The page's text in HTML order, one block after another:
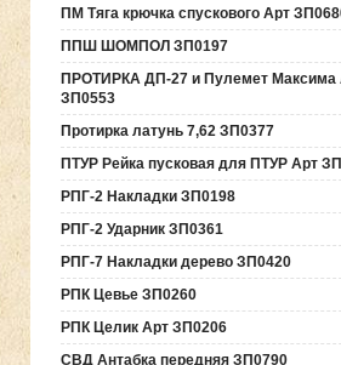
ПМ Тяга крючка спускового Арт
ППШ ШОМПОЛ ЗП0197
ПРОТИРКА ДП-27 и Пулемет Максима
ЗП0553
Протирка латунь 7,62 ЗП0377
ПТУР Рейка пусковая для ПТУР Арт
РПГ-2 Накладки ЗП0198
РПГ-2 Ударник ЗП0361
РПГ-7 Накладки дерево ЗП0420
РПК Цевье ЗП0260
РПК Целик Арт ЗП0206
СВД Антабка передняя ЗП0790